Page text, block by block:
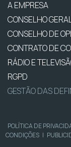
A EMPRESA
CONSELHO
CONSELHO DE
CONTRATO DE
RÁDIO E
RGPD
GESTÃO DAS
POLÍTICA DE
CONDIÇÕES |